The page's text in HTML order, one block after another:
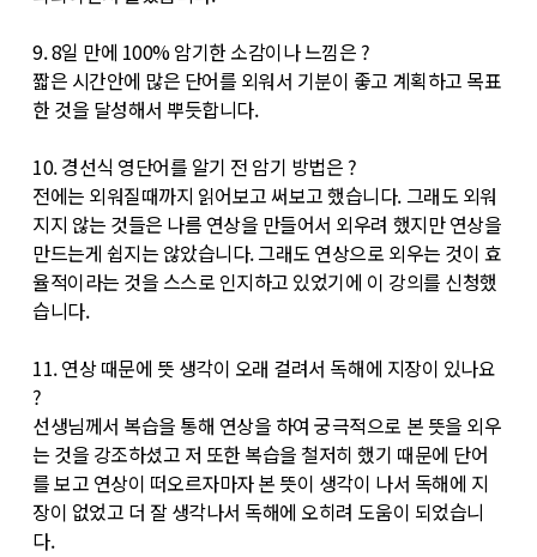
9. 8일 만에 100% 암기한 소감이나 느낌은 ?
짧은 시간안에 많은 단어를 외워서 기분이 좋고 계획하고 목표
한 것을 달성해서 뿌듯합니다.
10. 경선식 영단어를 알기 전 암기 방법은 ?
전에는 외워질때까지 읽어보고 써보고 했습니다. 그래도 외워
지지 않는 것들은 나름 연상을 만들어서 외우려 했지만 연상을
만드는게 쉽지는 않았습니다. 그래도 연상으로 외우는 것이 효
율적이라는 것을 스스로 인지하고 있었기에 이 강의를 신청했
습니다.
11. 연상 때문에 뜻 생각이 오래 걸려서 독해에 지장이 있나요
?
선생님께서 복습을 통해 연상을 하여 궁극적으로 본 뜻을 외우
는 것을 강조하셨고 저 또한 복습을 철저히 했기 때문에 단어
를 보고 연상이 떠오르자마자 본 뜻이 생각이 나서 독해에 지
장이 없었고 더 잘 생각나서 독해에 오히려 도움이 되었습니
다.